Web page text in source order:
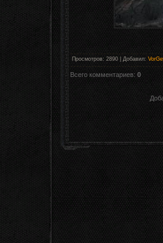
Просмотров: 2890 Добавил:
Всего комментариев: 0